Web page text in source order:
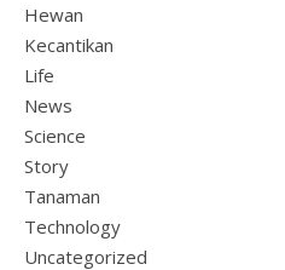
Hewan
Kecantikan
Life
News
Science
Story
Tanaman
Technology
Uncategorized